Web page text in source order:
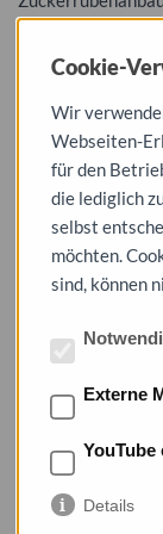
von Archivalien,
und
Themen:
Schule und
Angebot des
der Schüler im
der
Cookie-
Wir
Webseiten-
für den
die lediglich
selbst
möchten.
sind, können
Externe
YouTube
Details